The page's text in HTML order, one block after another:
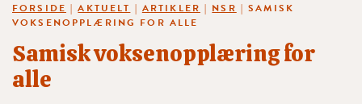
FORSIDE |AKTUELT | ARTIKLER | NSR |SAMISK
VOKSENOPPLÆRING FOR ALLE
Samisk voksenopplæring for
alle